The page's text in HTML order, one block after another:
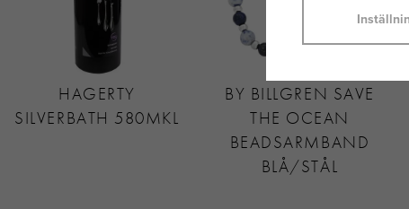
HAGERTY
SILVERBATH 580MKL
BY BILLGREN SAVE
THE OCEAN
BEADSARMBAND
BLÅ/STÅL